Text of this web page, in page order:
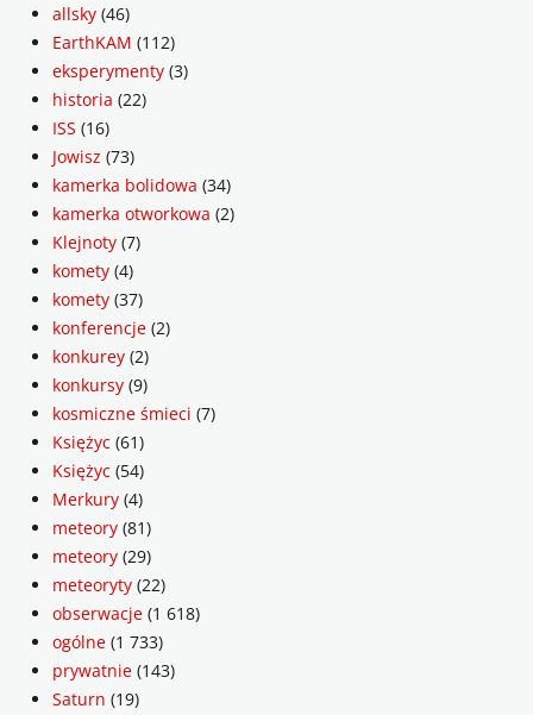
allsky (46)
EarthKAM (112)
eksperymenty (3)
historia (22)
ISS (16)
Jowisz (73)
kamerka bolidowa (34)
kamerka otworkowa (2)
Klejnoty (7)
komety (4)
komety (37)
konferencje (2)
konkurey (2)
konkursy (9)
kosmiczne śmieci (7)
Księżyc (61)
Księżyc (54)
Merkury (4)
meteory (81)
meteory (29)
meteoryty (22)
obserwacje (1 618)
ogólne (1 733)
prywatnie (143)
Saturn (19)